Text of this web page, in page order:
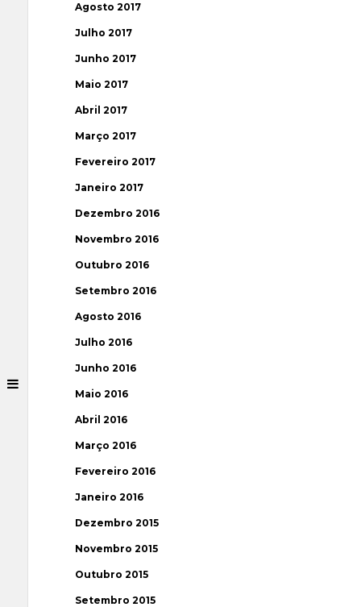
Agosto 2017
Julho 2017
Junho 2017
Maio 2017
Abril 2017
Março 2017
Fevereiro 2017
Janeiro 2017
Dezembro 2016
Novembro 2016
Outubro 2016
Setembro 2016
Agosto 2016
Julho 2016
Junho 2016
Maio 2016
Abril 2016
Março 2016
Fevereiro 2016
Janeiro 2016
Dezembro 2015
Novembro 2015
Outubro 2015
Setembro 2015